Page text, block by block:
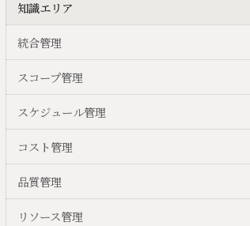
知識エリア
統合管理
スコープ管理
スケジュール管理
コスト管理
品質管理
リソース管理